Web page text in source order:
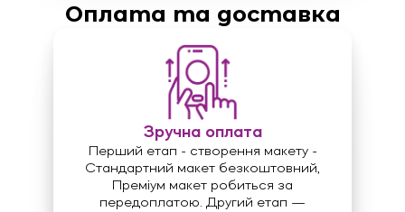
Оплата та доставка
Зручна оплата
Перший етап - створення макету -
Стандартний макет безкоштовний,
Преміум макет робиться за
передоплатою. Другий етап —